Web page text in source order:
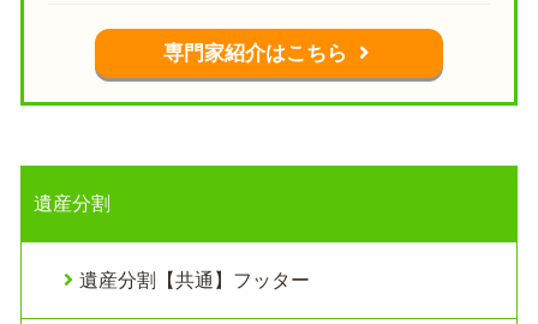
専門家紹介はこちら
遺産分割
遺産分割【共通】フッター